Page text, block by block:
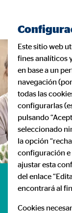
Este sitio web
fines analíticos
en base a un
navegación
todas las
configurarlas
pulsando
seleccionado
la opción
configuración e
ajustar esta
del enlace
encontrará al
Cookies